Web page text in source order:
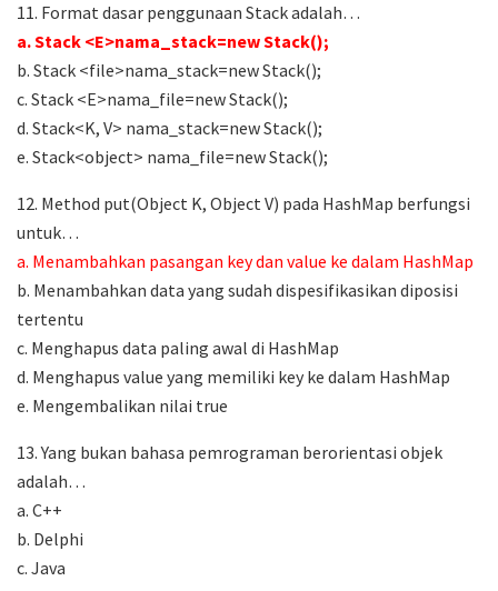
11. Format dasar penggunaan Stack adalah…
a. Stack <E>nama_stack=new Stack();
b. Stack <file>nama_stack=new Stack();
c. Stack <E>nama_file=new Stack();
d. Stack<K, V> nama_stack=new Stack();
e. Stack<object> nama_file=new Stack();
12. Method put(Object K, Object V) pada HashMap berfungsi
untuk…
a. Menambahkan pasangan key dan value ke dalam HashMap
b. Menambahkan data yang sudah dispesifikasikan diposisi
tertentu
c. Menghapus data paling awal di HashMap
d. Menghapus value yang memiliki key ke dalam HashMap
e. Mengembalikan nilai true
13. Yang bukan bahasa pemrograman berorientasi objek
adalah…
a. C++
b. Delphi
c. Java